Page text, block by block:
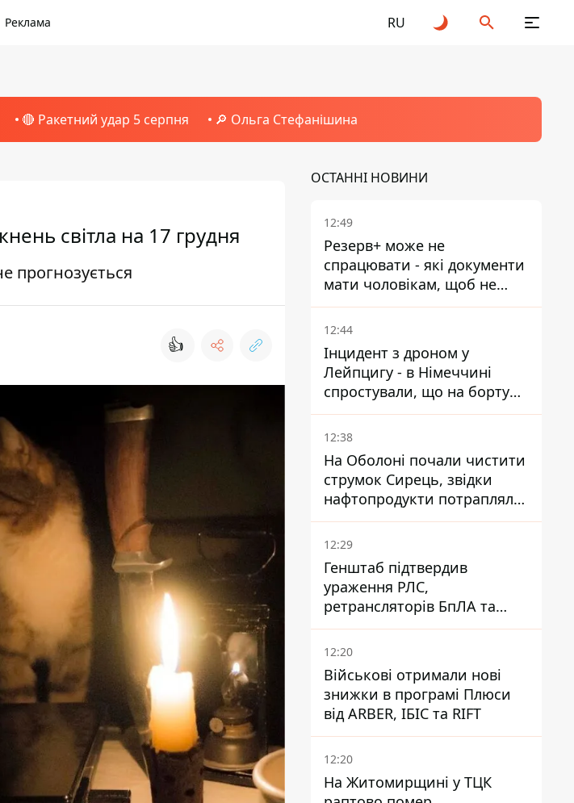
Реклама RU
🔴 Ракетний удар 5 серпня 🔎 Ольга Стефанішина
світла на 17 грудня
прогнозується
👍
ОСТАННІ НОВИНИ
12:49
Резерв+ може не
спрацювати - які документи
мати чоловікам, щоб не
потрапити до ТЦК
12:44
Інцидент з дроном у
Лейпцигу - в Німеччині
спростували, що на борту
українського літака були
зброя та боєприпаси
12:38
На Оболоні почали чистити
струмок Сирець, звідки
нафтопродукти потрапляли
до озер
12:29
Генштаб підтвердив
ураження РЛС,
ретрансляторів БпЛА та
інших військових об'єктів
РФ у Криму й на півдні
12:20
Військові отримали нові
знижки в програмі Плюси
від ARBER, ІБІС та RIFT
12:20
На Житомирщині у ТЦК